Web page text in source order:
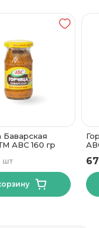
Баварская
АВС 160 гр
шт